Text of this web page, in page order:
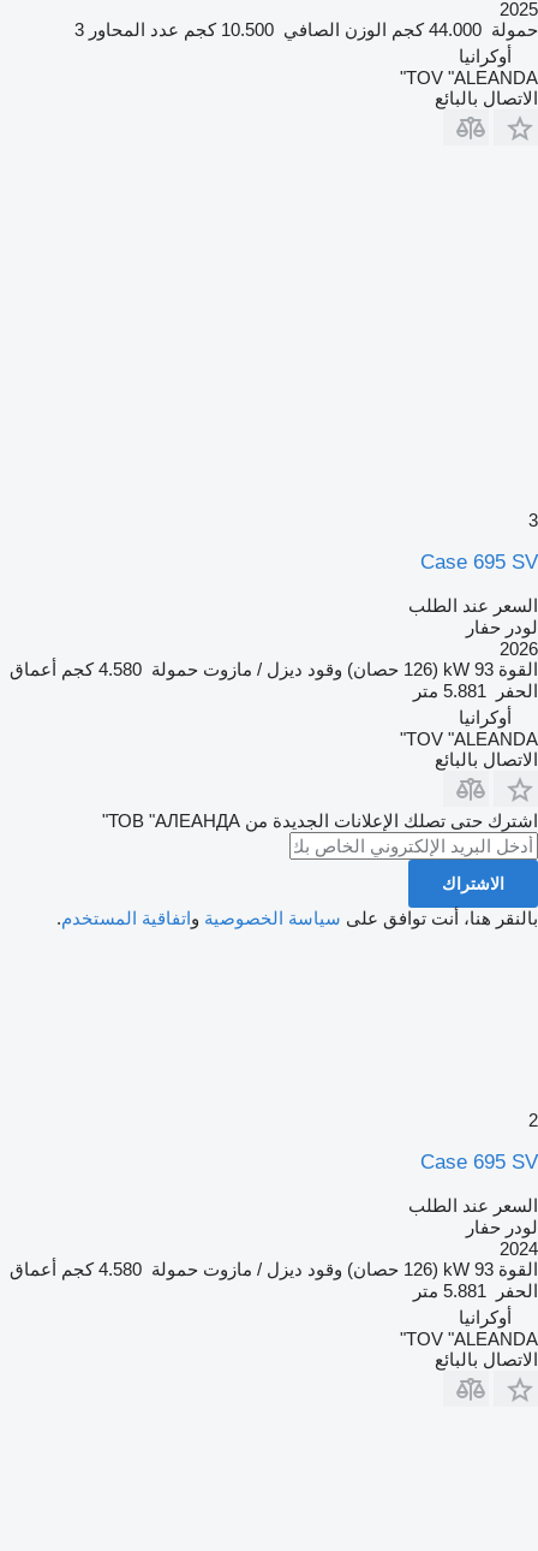
2025
حمولة 44.000 كجم الوزن الصافي 10.500 كجم عدد المحاور 3
أوكرانيا
TOV "ALEANDA"
الاتصال بالبائع
3
Case 695 SV
السعر عند الطلب
لودر حفار
2026
القوة 93 kW (126 حصان) وقود ديزل / مازوت حمولة 4.580 كجم
أعماق
الحفر
5.881 متر
أوكرانيا
TOV "ALEANDA"
الاتصال بالبائع
اشترك حتى تصلك الإعلانات الجديدة من ТОВ "АЛЕАНДА"
الاشتراك
بالنقر هنا، أنت توافق على سياسة الخصوصية واتفاقية المستخدم.
2
Case 695 SV
السعر عند الطلب
لودر حفار
2024
القوة 93 kW (126 حصان) وقود ديزل / مازوت حمولة 4.580 كجم
أعماق
الحفر
5.881 متر
أوكرانيا
TOV "ALEANDA"
الاتصال بالبائع